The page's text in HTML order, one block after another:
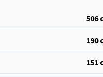
506
190
151